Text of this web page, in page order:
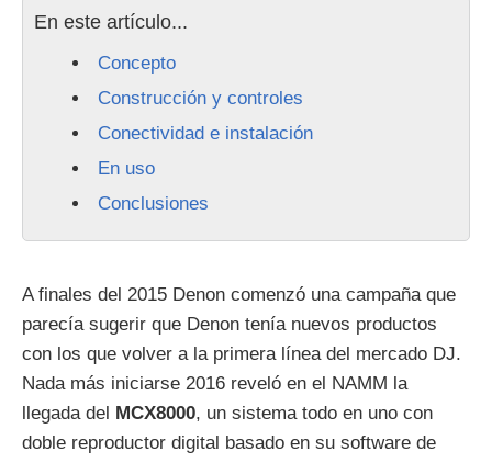
En este artículo...
Concepto
Construcción y controles
Conectividad e instalación
En uso
Conclusiones
A finales del 2015 Denon comenzó una campaña que
parecía sugerir que Denon tenía nuevos productos
con los que volver a la primera línea del mercado DJ.
Nada más iniciarse 2016 reveló en el NAMM la
llegada del MCX8000, un sistema todo en uno con
doble reproductor digital basado en su software de